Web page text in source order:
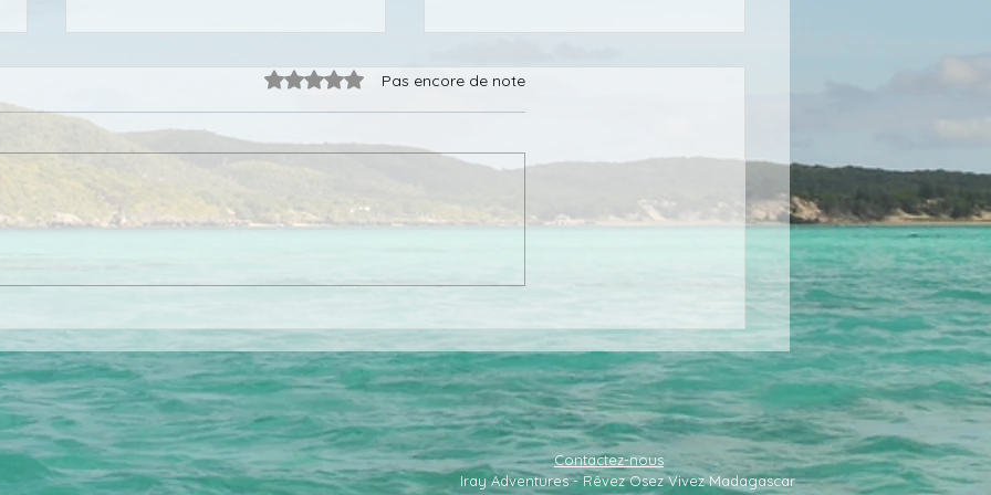
Noté 0 étoile sur 5.Pas encore de note
Contactez-nous
Iray Adventures - Rêvez Osez Vivez Madagascar